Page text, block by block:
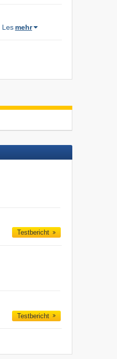
Les mehr
Testbericht
Testbericht